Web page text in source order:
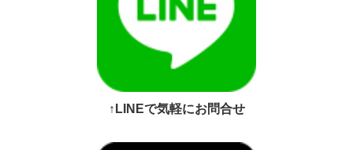
↑LINEで気軽にお問合せ